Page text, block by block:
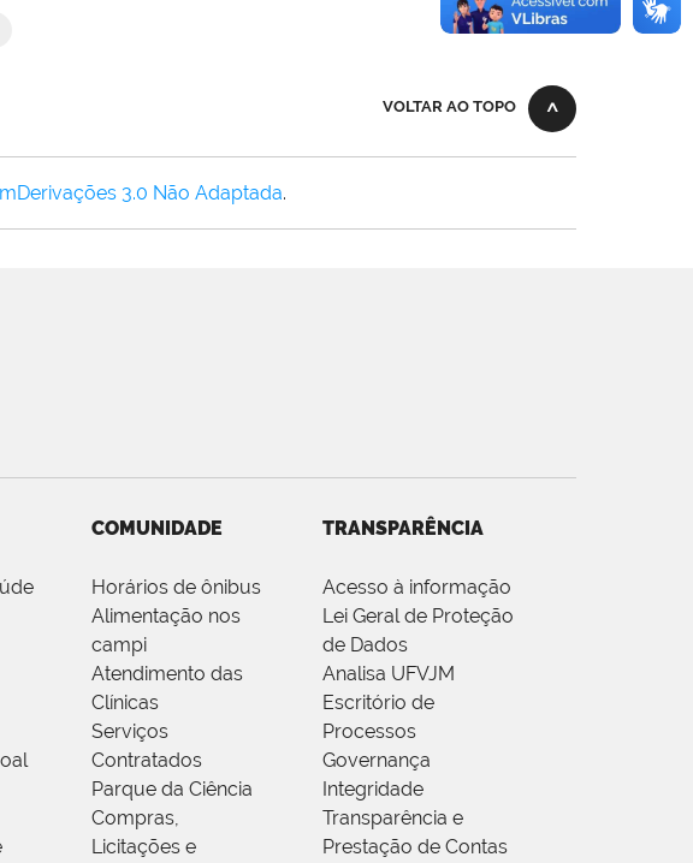
VOLTAR AO TOPO
3.0 Não Adaptada.
COMUNIDADE
Horários de ônibus
Alimentação nos
campi
Atendimento das
Clínicas
Serviços
Contratados
Parque da Ciência
Compras,
Licitações e
TRANSPARÊNCIA
Acesso à informação
Lei Geral de Proteção
de Dados
Analisa UFVJM
Escritório de
Processos
Governança
Integridade
Transparência e
Prestação de Contas